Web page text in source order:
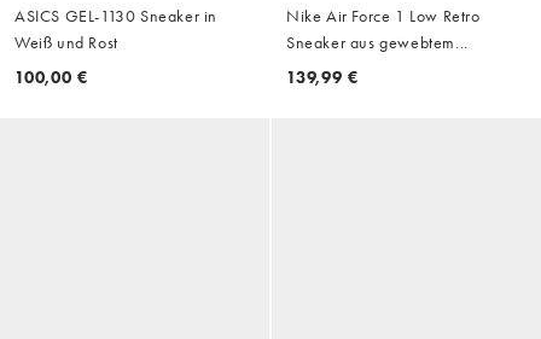
ASICS GEL-1130 Sneaker in
Weiß und Rost
100,00 €
Nike Air Force 1 Low Retro
Sneaker aus gewebtem
Wildleder in Hellbeige
139,99 €